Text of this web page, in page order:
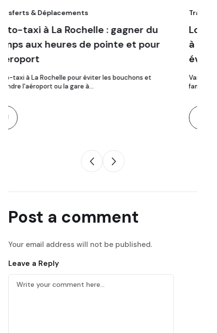
: gagner du
et pour
les bouchons et
Transferts & Déplacements
Louer un van 8 places
à La Rochelle : groupes,
Van 8 places avec chauffeur à La
familles, mariages et séminaires :…
Post a comment
Your email address will not be published.
Leave a Reply